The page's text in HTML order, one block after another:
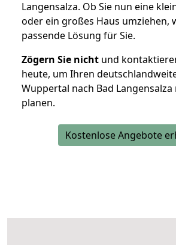
Langensalza. Ob Sie nun eine
oder ein großes Haus umziehen,
passende Lösung für Sie.
Zögern Sie nicht und
heute, um Ihren
Wuppertal nach Bad
planen.
Kostenlose Angebote